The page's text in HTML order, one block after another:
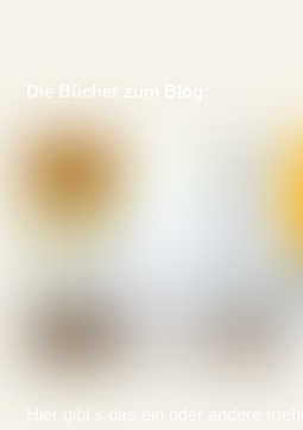
Die Bücher zum Blog:
Hier gibt's das ein oder andere mehr: